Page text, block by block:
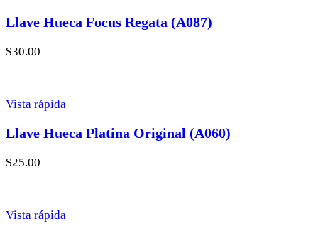
Llave Hueca Focus Regata (A087)
$30.00
Vista rápida
Llave Hueca Platina Original (A060)
$25.00
Vista rápida